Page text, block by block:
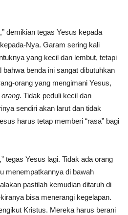
demikian tegas Yesus kepada
Nya. Garam sering kali
yang kecil dan lembut, tetapi
benda ini sangat dibutuhkan
orang yang mengimani Yesus,
. Tidak peduli kecil dan
sendiri akan larut dan tidak
harus tetap memberi “rasa” bagi
tegas Yesus lagi. Tidak ada orang
menempatkannya di bawah
pastilah kemudian ditaruh di
bisa menerangi kegelapan.
Kristus. Mereka harus berani